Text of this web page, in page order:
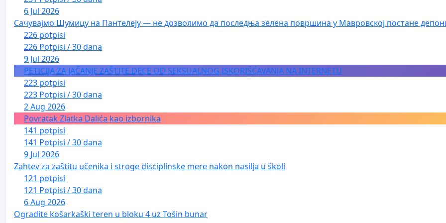
6 Jul 2026
Сачувајмо Шумицу на Пантелеју — не дозволимо да последња зелена површина у Мавровској постане
226 potpisi
226 Potpisi / 30 dana
9 Jul 2026
PETICIJA ZA JAČANJE ZAŠTITE DECE OD SEKSUALNOG ISKORIŠĆAVANJA NA INTERNETU
223 potpisi
223 Potpisi / 30 dana
2 Aug 2026
Povratak Zlatka Dalića kao izbornika
141 potpisi
141 Potpisi / 30 dana
9 Jul 2026
Zahtev za zaštitu učenika i stroge disciplinske mere nakon nasilja u školi
121 potpisi
121 Potpisi / 30 dana
6 Aug 2026
Ogradite košarkaški teren u bloku 4 uz Tošin bunar